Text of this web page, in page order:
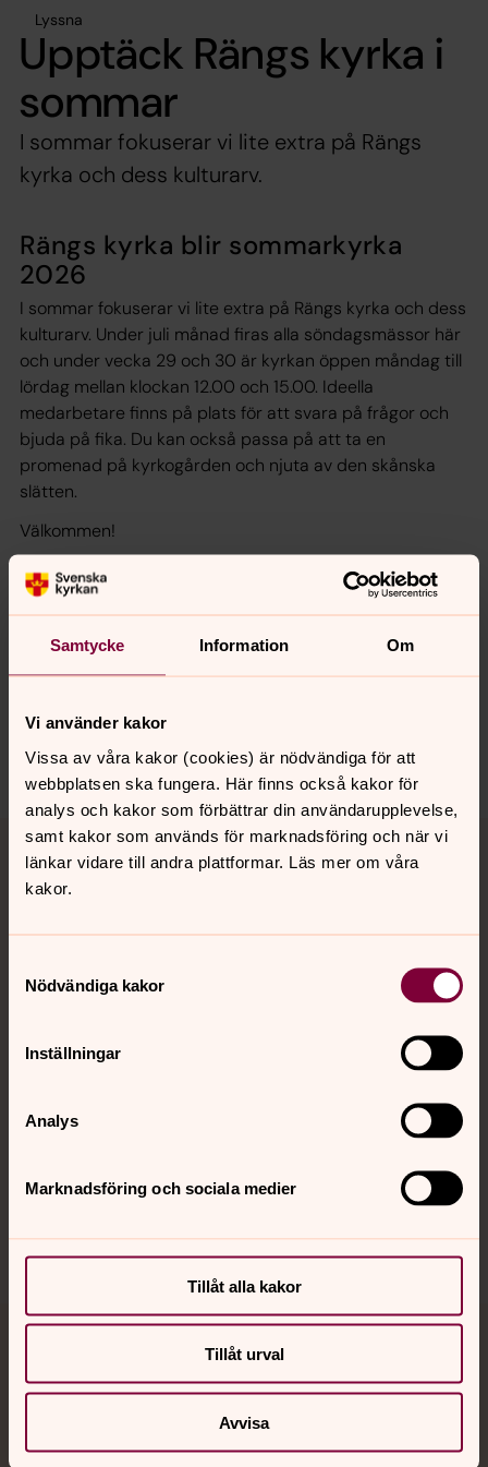
Samtycke Information Om
Vi använder kakor
Vissa av våra kakor (cookies) är nödvändiga för att
webbplatsen ska fungera. Här finns också kakor för
analys och kakor som förbättrar din användarupplevelse,
samt kakor som används för marknadsföring och när vi
länkar vidare till andra plattformar. Läs mer om våra
kakor.
Nödvändiga kakor
Inställningar
Analys
Marknadsföring och sociala medier
Tillåt alla kakor
Tillåt urval
Avvisa
Lyssna
Upptäck Rängs kyrka i
sommar
I sommar fokuserar vi lite extra på Rängs
kyrka och dess kulturarv.
Rängs kyrka blir sommarkyrka
2026
I sommar fokuserar vi lite extra på Rängs kyrka och dess
kulturarv. Under juli månad firas alla söndagsmässor här
och under vecka 29 och 30 är kyrkan öppen måndag till
lördag mellan klockan 12.00 och 15.00. Ideella
medarbetare finns på plats för att svara på frågor och
bjuda på fika. Du kan också passa på att ta en
promenad på kyrkogården och njuta av den skånska
slätten.
Välkommen!
Senast ändrad 7 juni 2026
Synpunkter eller frågor på sidans
innehåll?
naset.pastorat@svenskakyrkan.se
Dela
Tillbaka till toppen
Tillbaka till innehållet
Kontakt
Sociala kanaler
Jourhavande präst
Akut samtals- och krisstöd. Prata eller chatta anonymt
med en präst på kvällar och nätter.